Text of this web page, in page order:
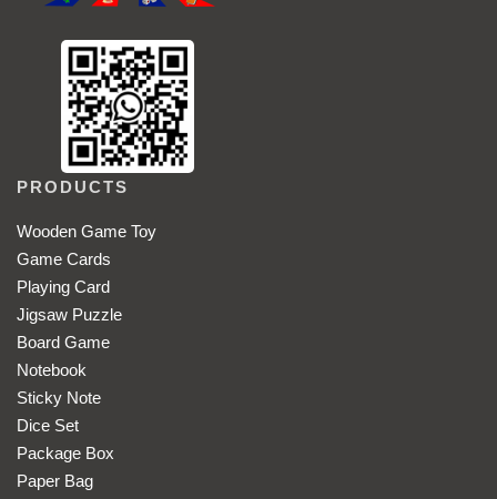
PRODUCTS
Wooden Game Toy
Game Cards
Playing Card
Jigsaw Puzzle
Board Game
Notebook
Sticky Note
Dice Set
Package Box
Paper Bag